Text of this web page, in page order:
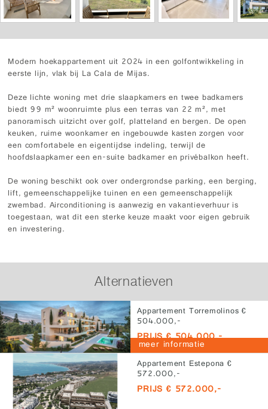
Modern hoekappartement uit 2024 in een golfontwikkeling in
eerste lijn, vlak bij La Cala de Mijas.
Deze lichte woning met drie slaapkamers en twee badkamers
biedt 99 m² woonruimte plus een terras van 22 m², met
panoramisch uitzicht over golf, platteland en bergen. De open
keuken, ruime woonkamer en ingebouwde kasten zorgen voor
een comfortabele en eigentijdse indeling, terwijl de
hoofdslaapkamer een en-suite badkamer en privébalkon heeft.
De woning beschikt ook over ondergrondse parking, een berging,
lift, gemeenschappelijke tuinen en een gemeenschappelijk
zwembad. Airconditioning is aanwezig en vakantieverhuur is
toegestaan, wat dit een sterke keuze maakt voor eigen gebruik
en investering.
Alternatieven
Appartement Torremolinos €
504.000,-
PRIJS € 504.000,-
meer informatie
Appartement Estepona €
572.000,-
PRIJS € 572.000,-